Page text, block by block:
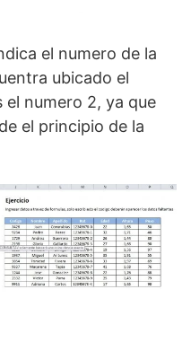
el numero de la
ubicado el
el numero 2, ya que
el principio de la